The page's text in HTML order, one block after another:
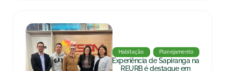
Habitação Planejamento
Experiência de Sapiranga na
REURB é destaque em